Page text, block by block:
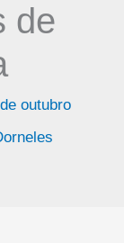
de
outubro